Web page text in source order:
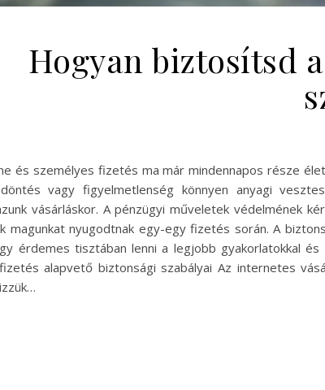
Hogyan biztosítsd
és személyes fizetés ma már mindennapos része
vagy figyelmetlenség könnyen anyagi
vásárláskor. A pénzügyi műveletek védelmének
magunkat nyugodtnak egy-egy fizetés során. A
érdemes tisztában lenni a legjobb gyakorlatokkal
alapvető biztonsági szabályai Az internetes